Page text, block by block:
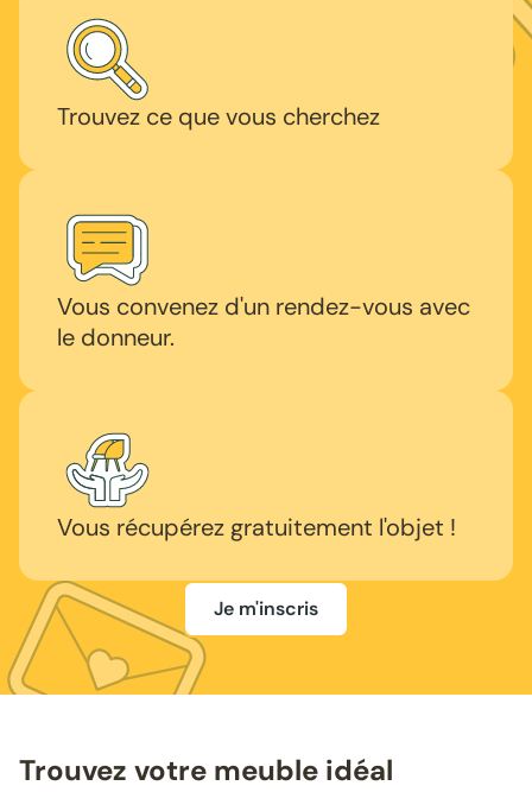
Trouvez ce que vous cherchez
Vous convenez d'un rendez-vous avec
le donneur.
Vous récupérez gratuitement l'objet !
Je m'inscris
Trouvez votre meuble idéal